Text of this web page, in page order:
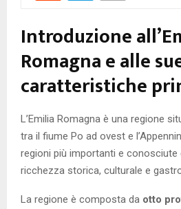
Introduzione
Romagna e alle
caratteristiche
L’Emilia Romagna è una regione
tra il fiume Po ad ovest e
regioni più importanti e conosciute
ricchezza storica, culturale e
La regione è composta da otto